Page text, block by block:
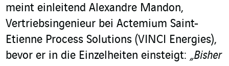
meint einleitend Alexandre Mandon,
Vertriebsingenieur bei Actemium Saint-
Etienne Process Solutions (VINCI Energies),
bevor er in die Einzelheiten einsteigt: „Bisher